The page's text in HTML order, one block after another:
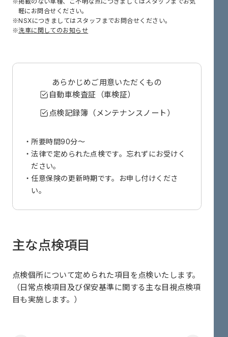
軽にお問合せください。
NSXにつきましてはスタッフまでお問合せください。
洗車に関してのお知らせ
あらかじめ ご用意いただくもの
自動車検査証（車検証）
点検記録簿（メンテナンスノート）
所要時間90分～
法律で定められた点検です。忘れずにお受けく
ださい。
任意保険の更新時期です。お申し付けくださ
い。
主な点検項目
点検個所について定められた項目を点検いたします。
（日常点検項目及び保安基準に関する主な目視点検項
目も実施します。）